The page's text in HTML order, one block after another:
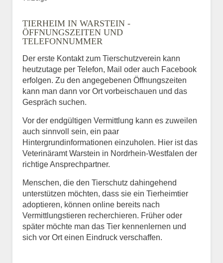
TIERHEIM IN WARSTEIN -
ÖFFNUNGSZEITEN UND
TELEFONNUMMER
Der erste Kontakt zum Tierschutzverein kann
heutzutage per Telefon, Mail oder auch Facebook
erfolgen. Zu den angegebenen Öffnungszeiten
kann man dann vor Ort vorbeischauen und das
Gespräch suchen.
Vor der endgültigen Vermittlung kann es zuweilen
auch sinnvoll sein, ein paar
Hintergrundinformationen einzuholen. Hier ist das
Veterinäramt Warstein in Nordrhein-Westfalen der
richtige Ansprechpartner.
Menschen, die den Tierschutz dahingehend
unterstützen möchten, dass sie ein Tierheimtier
adoptieren, können online bereits nach
Vermittlungstieren recherchieren. Früher oder
später möchte man das Tier kennenlernen und
sich vor Ort einen Eindruck verschaffen.